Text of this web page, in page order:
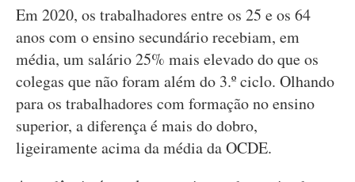
Em 2020, os trabalhadores entre os 25 e os 64
anos com o ensino secundário recebiam, em
média, um salário 25% mais elevado do que os
colegas que não foram além do 3.º ciclo. Olhando
para os trabalhadores com formação no ensino
superior, a diferença é mais do dobro,
ligeiramente acima da média da OCDE.